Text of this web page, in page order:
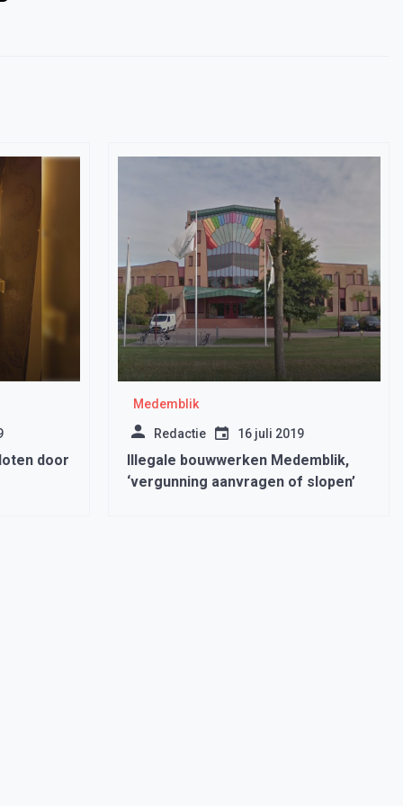
door
Medemblik
Redactie 16 juli 2019
Illegale bouwwerken Medemblik,
‘vergunning aanvragen of slopen’